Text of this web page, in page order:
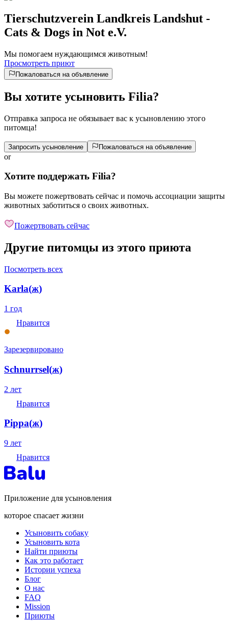
Tierschutzverein Landkreis Landshut -
Cats & Dogs in Not e.V.
Мы помогаем нуждающимся животным!
Просмотреть приют
Пожаловаться на объявление
Вы хотите усыновить Filia?
Отправка запроса не обязывает вас к усыновлению этого
питомца!
Запросить усыновление Пожаловаться на объявление
or
Хотите поддержать Filia?
Вы можете пожертвовать сейчас и помочь ассоциации защиты
животных заботиться о своих животных.
Пожертвовать сейчас
Другие питомцы из этого приюта
Посмотреть всех
Karla(ж)
1 год
Нравится
Зарезервировано
Schnurrsel(ж)
2 лет
Нравится
Pippa(ж)
9 лет
Нравится
Приложение для усыновления
которое спасает жизни
Усыновить собаку
Усыновить кота
Найти приюты
Как это работает
Истории успеха
Блог
О нас
FAQ
Mission
Приюты